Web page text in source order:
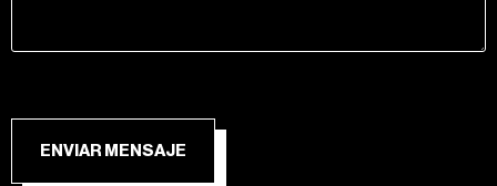
ENVIAR MENSAJE